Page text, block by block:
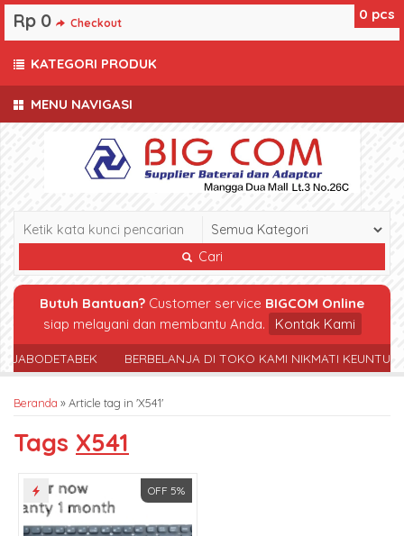
MENU NAVIGASI
Cari
Butuh Bantuan? Customer service BIGCOM Online
siap melayani dan membantu Anda.
Kontak Kami
JABODETABEK BERBELANJA DI TOKO KAMI NIKMATI
Beranda »Article tag in 'X541'
Tags X541
OFF 5%
0 pcs
Rp 0 Checkout
KATEGORI PRODUK